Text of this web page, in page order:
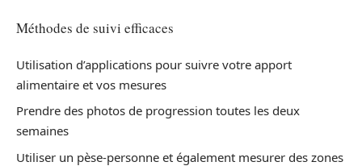
Méthodes de suivi efficaces
Utilisation d’applications pour suivre votre apport
alimentaire et vos mesures
Prendre des photos de progression toutes les deux
semaines
Utiliser un pèse-personne et également mesurer des zones